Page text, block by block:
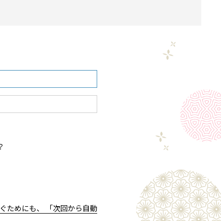
ためにも、 「次回から自動